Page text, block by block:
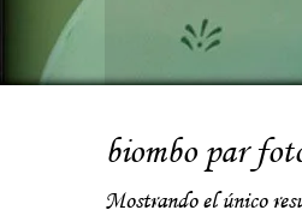
biombo par
Mostrando el único